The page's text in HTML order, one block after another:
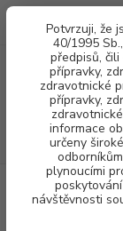
Potvrzuji, že
40/1995
předpisů,
přípravky,
zdravotnické
přípravky,
informace
určeny
plynoucími
návštěvnosti
(Po-Pá, 8-16 hod.)